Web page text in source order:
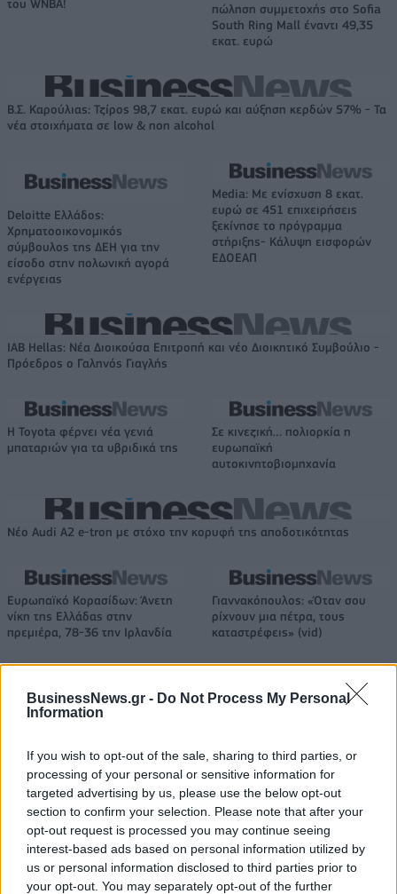
BusinessNews.gr - Do Not Process My Personal
Information
If you wish to opt-out of the sale, sharing to third parties, or
processing of your personal or sensitive information for
targeted advertising by us, please use the below opt-out
section to confirm your selection. Please note that after your
opt-out request is processed you may continue seeing
interest-based ads based on personal information utilized by
us or personal information disclosed to third parties prior to
your opt-out. You may separately opt-out of the further
του WNBA!
πώληση συμμετοχής στο Sofia
South Ring Mall έναντι 49,35
εκατ. ευρώ
Β.Σ. Καρούλιας: Τζίρος 98,7 εκατ. ευρώ και αύξηση κερδών 57% - Τα
νέα στοιχήματα σε low & non alcohol
Deloitte Ελλάδος:
Χρηματοοικονομικός
σύμβουλος της ΔΕΗ για την
είσοδο στην πολωνική αγορά
ενέργειας
Media: Με ενίσχυση 8 εκατ.
ευρώ σε 451 επιχειρήσεις
ξεκίνησε το πρόγραμμα
στήριξης- Κάλυψη εισφορών
ΕΔΟΕΑΠ
IAB Hellas: Νέα Διοικούσα Επιτροπή και νέο Διοικητικό Συμβούλιο -
Πρόεδρος ο Γαληνός Γιαγλής
Η Toyota φέρνει νέα γενιά
μπαταριών για τα υβριδικά της
Σε κινεζική… πολιορκία η
ευρωπαϊκή
αυτοκινητοβιομηχανία
Νέο Audi A2 e-tron με στόχο την κορυφή της αποδοτικότητας
Ευρωπαϊκό Κορασίδων: Άνετη
νίκη της Ελλάδας στην
πρεμιέρα, 78-36 την Ιρλανδία
Γιαννακόπουλος: «Όταν σου
ρίχνουν μια πέτρα, τους
καταστρέφεις» (vid)
ΕΛΣΤΑΤ: Στο 3,4% υποχώρησε ο πληθωρισμός τον Ιούλιο
Χρηματοδότηση 8 εκατ. ευρώ
σε 843 μέσα ενημέρωσης-
Ξεκίνησε το πενταετές
πρόγραμμα ενίσχυσης του
Τύπου
Metlen: Ρεκόρ EBITDA στο α'
εξάμηνο, στα 550 εκατ. ευρώ –
Καθαρά κέρδη 313 εκατ. ευρώ